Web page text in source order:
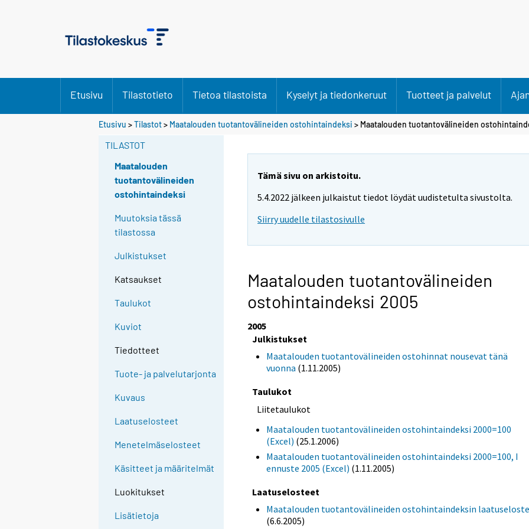
Etusivu Tilastotieto Tietoa tilastoista Kyselyt ja tiedonkeruut Tuotteet ja palvelut
Etusivu >Tilastot> Maatalouden tuotantovälineiden ostohintaindeksi > Maatalouden tuotantovälineiden
TILASTOT
Maatalouden
tuotantovälineiden
ostohintaindeksi
Muutoksia tässä
tilastossa
Julkistukset
Katsaukset
Taulukot
Kuviot
Tiedotteet
Tuote- ja palvelutarjonta
Kuvaus
Laatuselosteet
Menetelmäselosteet
Käsitteet ja määritelmät
Luokitukset
Lisätietoja
Tämä sivu on arkistoitu.
5.4.2022 jälkeen julkaistut tiedot löydät uudistetulta sivustolta.
Siirry uudelle tilastosivulle
Maatalouden tuotantovälineiden
ostohintaindeksi 2005
2005
Julkistukset
Maatalouden tuotantovälineiden ostohinnat nousevat tänä
vuonna (1.11.2005)
Taulukot
Liitetaulukot
Maatalouden tuotantovälineiden ostohintaindeksi 2000=100
(Excel) (25.1.2006)
Maatalouden tuotantovälineiden ostohintaindeksi 2000=100, I
ennuste 2005 (Excel) (1.11.2005)
Laatuselosteet
Maatalouden tuotantovälineiden ostohintaindeksin
(6.6.2005)